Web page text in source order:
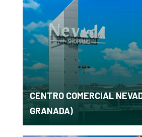
CENTRO COMERCIAL
GRANADA)